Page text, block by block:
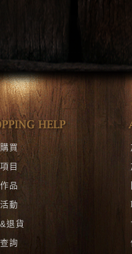
買
目
品
動
退貨
詢